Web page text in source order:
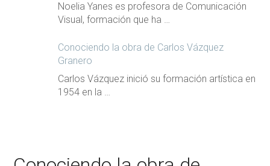
Noelia Yanes es profesora de Comunicación
Visual, formación que ha …
Conociendo la obra de Carlos Vázquez
Granero
Carlos Vázquez inició su formación artística en
1954 en la …